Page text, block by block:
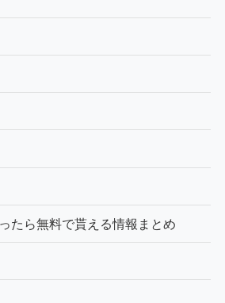
たら無料で貰える情報まとめ